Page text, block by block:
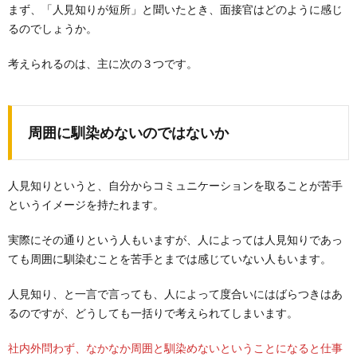
まず、「人見知りが短所」と聞いたとき、面接官はどのように感じ
るのでしょうか。
考えられるのは、主に次の３つです。
周囲に馴染めないのではないか
人見知りというと、自分からコミュニケーションを取ることが苦手
というイメージを持たれます。
実際にその通りという人もいますが、人によっては人見知りであっ
ても周囲に馴染むことを苦手とまでは感じていない人もいます。
人見知り、と一言で言っても、人によって度合いにはばらつきはあ
るのですが、どうしても一括りで考えられてしまいます。
社内外問わず、なかなか周囲と馴染めないということになると仕事